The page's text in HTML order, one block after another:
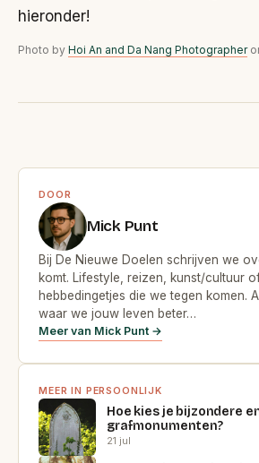
hieronder!
Photo by Hoi An and Da Nang Photographer
DOOR
Mick Punt
Bij De Nieuwe Doelen schrijven we
komt. Lifestyle, reizen, kunst/cultuur
hebbedingetjes die we tegen komen.
waar we jouw leven beter…
Meer van Mick Punt →
MEER IN PERSOONLIJK
Hoe kies je bijzondere
grafmonumenten?
21 jul